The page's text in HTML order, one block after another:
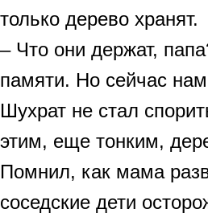
только дерево хранят.
– Что они держат,
памяти. Но сейчас
Шухрат не стал
этим, еще тонким,
Помнил, как мама
соседские дети